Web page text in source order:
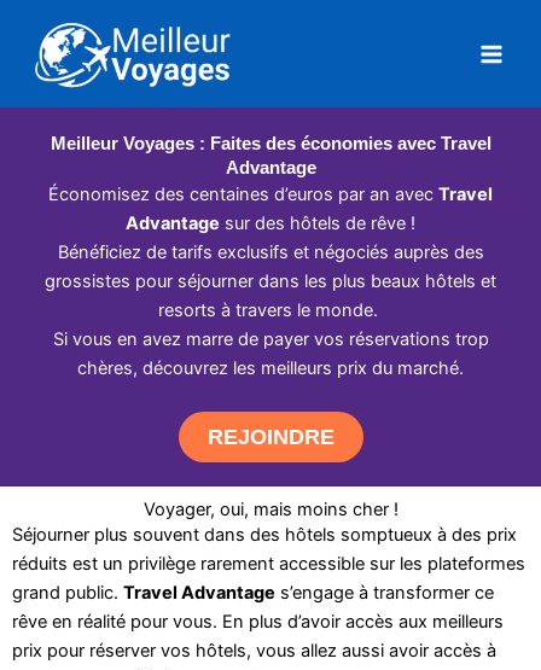
contenu
Meilleur Voyages : Faites des économies avec Travel
Advantage
Économisez des centaines d’euros par an avec Travel
Advantage sur des hôtels de rêve !
Bénéficiez de tarifs exclusifs et négociés auprès des
grossistes pour séjourner dans les plus beaux hôtels et
resorts à travers le monde.
Si vous en avez marre de payer vos réservations trop
chères, découvrez les meilleurs prix du marché.
REJOINDRE
Voyager, oui, mais moins cher !
Séjourner plus souvent dans des hôtels somptueux à des prix
réduits est un privilège rarement accessible sur les plateformes
grand public. Travel Advantage s’engage à transformer ce
rêve en réalité pour vous. En plus d’avoir accès aux meilleurs
prix pour réserver vos hôtels, vous allez aussi avoir accès à